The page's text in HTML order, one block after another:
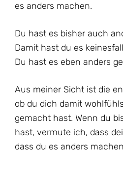
es anders machen.
Du hast es bisher auch
Damit hast du es
Du hast es eben anders
Aus meiner Sicht ist die
ob du dich damit
gemacht hast. Wenn du
hast, vermute ich, dass
dass du es anders